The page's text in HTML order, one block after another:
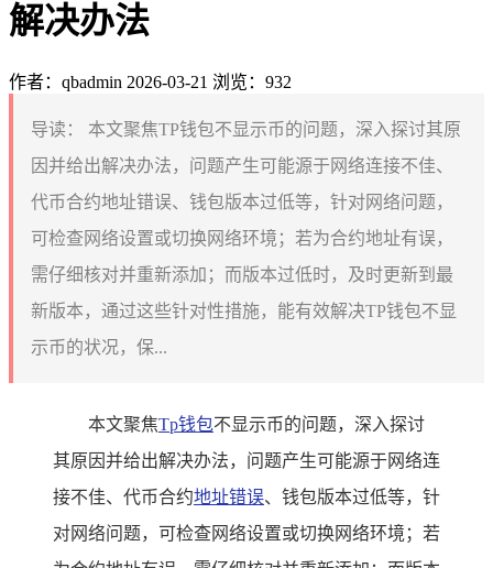
解决办法
作者：qbadmin 2026-03-21 浏览：932
导读：
本文聚焦TP钱包不显示币的问题，深入探讨其原
因并给出解决办法，问题产生可能源于网络连接不佳、
代币合约地址错误、钱包版本过低等，针对网络问题，
可检查网络设置或切换网络环境；若为合约地址有误，
需仔细核对并重新添加；而版本过低时，及时更新到最
新版本，通过这些针对性措施，能有效解决TP钱包不显
示币的状况，保...
本文聚焦Tp钱包不显示币的问题，深入探讨
其原因并给出解决办法，问题产生可能源于网络连
接不佳、代币合约地址错误、钱包版本过低等，针
对网络问题，可检查网络设置或切换网络环境；若